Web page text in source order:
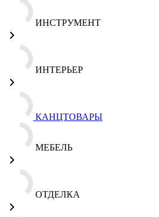
ИНСТРУМЕНТ
ИНТЕРЬЕР
КАНЦТОВАРЫ
МЕБЕЛЬ
ОТДЕЛКА